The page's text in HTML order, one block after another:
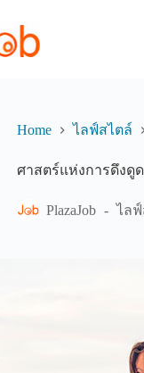
Home ไลฟ์สไตล์
ศาสตร์แห่งการดึงดู
PlazaJob ไล